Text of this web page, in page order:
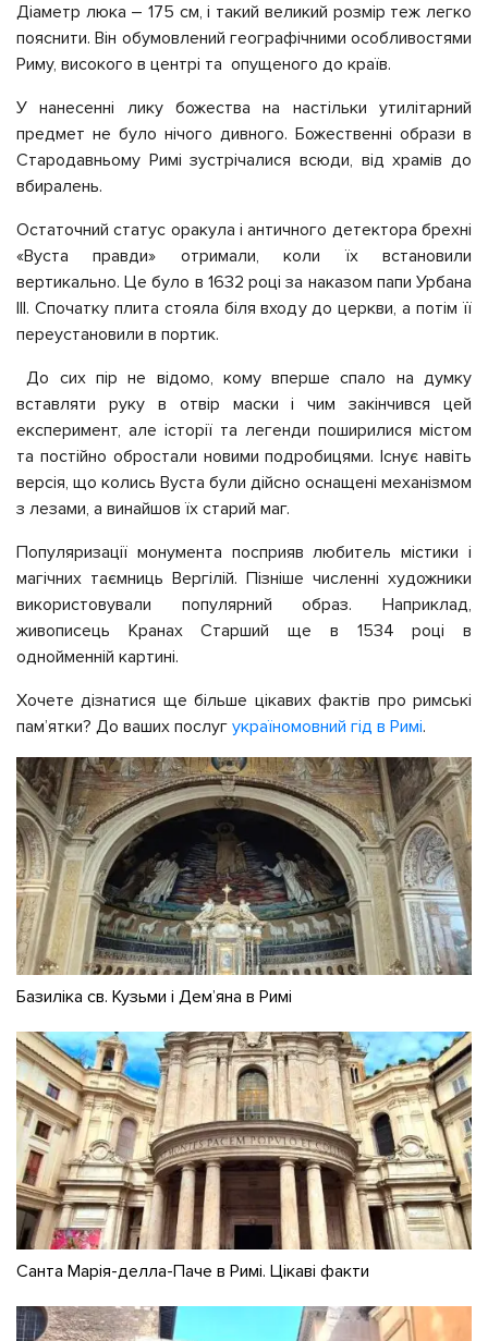
Діаметр люка – 175 см, і такий великий розмір теж легко
пояснити. Він обумовлений географічними особливостями
Риму, високого в центрі та опущеного до країв.
У нанесенні лику божества на настільки утилітарний
предмет не було нічого дивного. Божественні образи в
Стародавньому Римі зустрічалися всюди, від храмів до
вбиралень.
Остаточний статус оракула і античного детектора брехні
«Вуста правди» отримали, коли їх встановили
вертикально. Це було в 1632 році за наказом папи Урбана
III. Спочатку плита стояла біля входу до церкви, а потім її
переустановили в портик.
До сих пір не відомо, кому вперше спало на думку
вставляти руку в отвір маски і чим закінчився цей
експеримент, але історії та легенди поширилися містом
та постійно обростали новими подробицями. Існує навіть
версія, що колись Вуста були дійсно оснащені механізмом
з лезами, а винайшов їх старий маг.
Популяризації монумента посприяв любитель містики і
магічних таємниць Вергілій. Пізніше численні художники
використовували популярний образ. Наприклад,
живописець Кранах Старший ще в 1534 році в
однойменній картині.
Хочете дізнатися ще більше цікавих фактів про римські
пам’ятки? До ваших послуг україномовний гід в Римі.
Базиліка св. Кузьми і Дем’яна в Римі
Санта Марія-делла-Паче в Римі. Цікаві факти